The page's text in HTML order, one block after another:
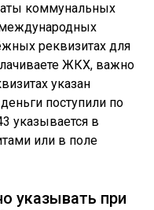
коммунальных
реквизитах для
ЖКХ, важно
указан
поступили по
указывается в
или в поле
указывать при